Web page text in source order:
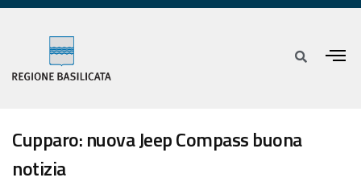
Cupparo: nuova Jeep Compass buona
notizia